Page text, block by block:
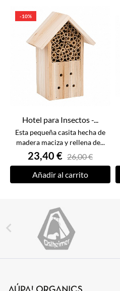
-10%
Hotel para Insectos -...
Esta pequeña casita hecha de
madera maciza y rellena de...
23,40 € 26,00 €
Añadir al carrito
